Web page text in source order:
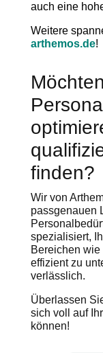
auch eine
Weitere
arthemos.de!
finden?
Wir von
passgenauen
spezialisiert,
Bereichen
effizient zu
verlässlich.
Überlassen
sich voll auf
können!